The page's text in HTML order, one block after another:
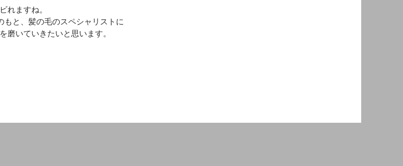
れますね。
もと、髪の毛のスペシャリストに
磨いていきたいと思います。